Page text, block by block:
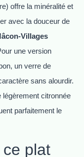
offre la minéralité et
avec la douceur de
Villages
une version
un verre de
sans alourdir.
légèrement citronnée
parfaitement le
plat